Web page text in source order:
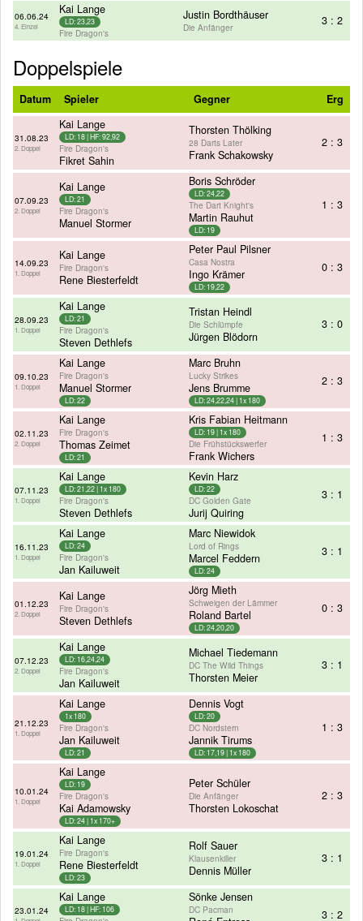
06.06.24
4. Einzel
Kai Lange
LD: 23,23
Fire Dragon's
Justin Bordthäuser
Die Anfänger 3 : 2
Doppelspiele
Datum Spieler Gegner Erg
31.08.23
2. Doppel
Kai Lange
LD: 18 | HF: 92,92
Fire Dragon's
Fikret Sahin
Thorsten Thölking
28 Darts Later
Frank Schakowsky
2 : 3
07.09.23
2. Doppel
Kai Lange
LD: 21
Fire Dragon's
Manuel Stormer
Boris Schröder
LD: 24,22
The Dart Knight's
Martin Rauhut
LD: 19
1 : 3
14.09.23
1. Doppel
Kai Lange
Fire Dragon's
Rene Biesterfeldt
Peter Paul Pilsner
Casa Nostra
Ingo Krämer
LD: 19,22
0 : 3
28.09.23
1. Doppel
Kai Lange
LD: 21
Fire Dragon's
Steven Dethlefs
Tristan Heindl
Die Schlümpfe
Jürgen Blödorn
3 : 0
09.10.23
1. Doppel
Kai Lange
Fire Dragon's
Manuel Stormer
LD: 22
Marc Bruhn
Lucky Strikes
Jens Brumme
LD: 24,22,24 | 1x 180
2 : 3
02.11.23
2. Doppel
Kai Lange
Fire Dragon's
Thomas Zeimet
LD: 21
Kris Fabian Heitmann
LD: 19 | 1x 180
Die Frühstückswerfer
Frank Wichers
1 : 3
07.11.23
1. Doppel
Kai Lange
LD: 21,22 | 1x 180
Fire Dragon's
Steven Dethlefs
Kevin Harz
LD: 22
DC Golden Gate
Jurij Quiring
3 : 1
16.11.23
1. Doppel
Kai Lange
LD: 24
Fire Dragon's
Jan Kailuweit
Marc Niewidok
Lord of Rings
Marcel Feddern
LD: 24
3 : 1
01.12.23
2. Doppel
Kai Lange
Fire Dragon's
Steven Dethlefs
Jörg Mieth
Schweigen der Lämmer
Roland Bartel
LD: 24,20,20
0 : 3
07.12.23
2. Doppel
Kai Lange
LD: 16,24,24
Fire Dragon's
Jan Kailuweit
Michael Tiedemann
DC The Wild Things
Thorsten Meier
3 : 1
21.12.23
1. Doppel
Kai Lange
1x 180
Fire Dragon's
Jan Kailuweit
LD: 21
Dennis Vogt
LD: 20
DC Nordstern
Jannik Tirums
LD: 17,19 | 1x 180
1 : 3
10.01.24
1. Doppel
Kai Lange
LD: 19
Fire Dragon's
Kai Adamowsky
LD: 24 | 1x 170+
Peter Schüler
Die Anfänger
Thorsten Lokoschat
2 : 3
19.01.24
1. Doppel
Kai Lange
Fire Dragon's
Rene Biesterfeldt
LD: 23
Rolf Sauer
Klausenkiller
Dennis Müller
3 : 1
23.01.24
Kai Lange
LD: 18 | HF: 106
Sönke Jensen
DC Pacman 3 : 2